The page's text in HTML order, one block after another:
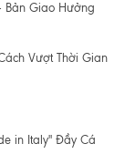
Bản Giao Hưởng
Vượt Thời Gian
in Italy" Đầy Cá